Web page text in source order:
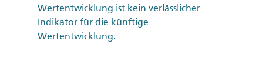
Wertentwicklung ist kein verlässlicher
Indikator für die künftige
Wertentwicklung.